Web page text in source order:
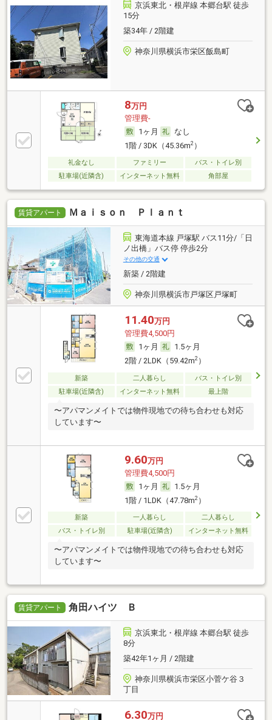
京浜東北・根岸線 本郷台駅 徒歩
15分
築34年 / 2階建
神奈川県横浜市栄区飯島町
8万円
管理費-
1ヶ月
なし
1階 / 3DK（45.36m2）
礼金なし ファミリー
バス・トイレ別
駐車場(近隣含)
インターネット無料 角部屋
賃貸アパート Ｍａｉｓｏｎ Ｐｌａｎｔ
東海道本線 戸塚駅 バス11分/「日
ノ出橋」バス停 停歩2分
その他の交通
新築 / 2階建
神奈川県横浜市戸塚区戸塚町
11.40万円
管理費4,500円
1ヶ月
1.5ヶ月
2階 / 2LDK（59.42m2）
新築 二人暮らし
バス・トイレ別
駐車場(近隣含)
インターネット無料 最上階
〜アパマンメイトでは物件現地での待ち合わせも対応
しています〜
9.60万円
管理費4,500円
1ヶ月
1.5ヶ月
1階 / 1LDK（47.78m2）
新築 一人暮らし
二人暮らし
バス・トイレ別
駐車場(近隣含) インターネット無料
〜アパマンメイトでは物件現地での待ち合わせも対応
しています〜
賃貸アパート 角田ハイツ Ｂ
京浜東北・根岸線 本郷台駅 徒歩
8分
築42年1ヶ月 / 2階建
神奈川県横浜市栄区小菅ケ谷３
丁目
6.30万円